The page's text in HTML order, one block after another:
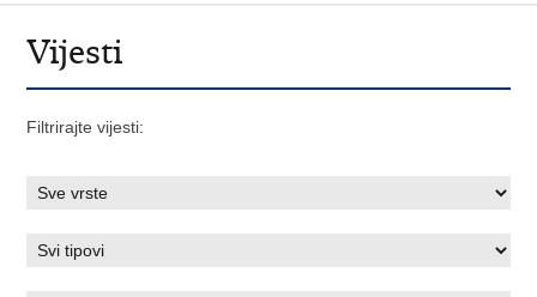
Vijesti
Filtrirajte vijesti: